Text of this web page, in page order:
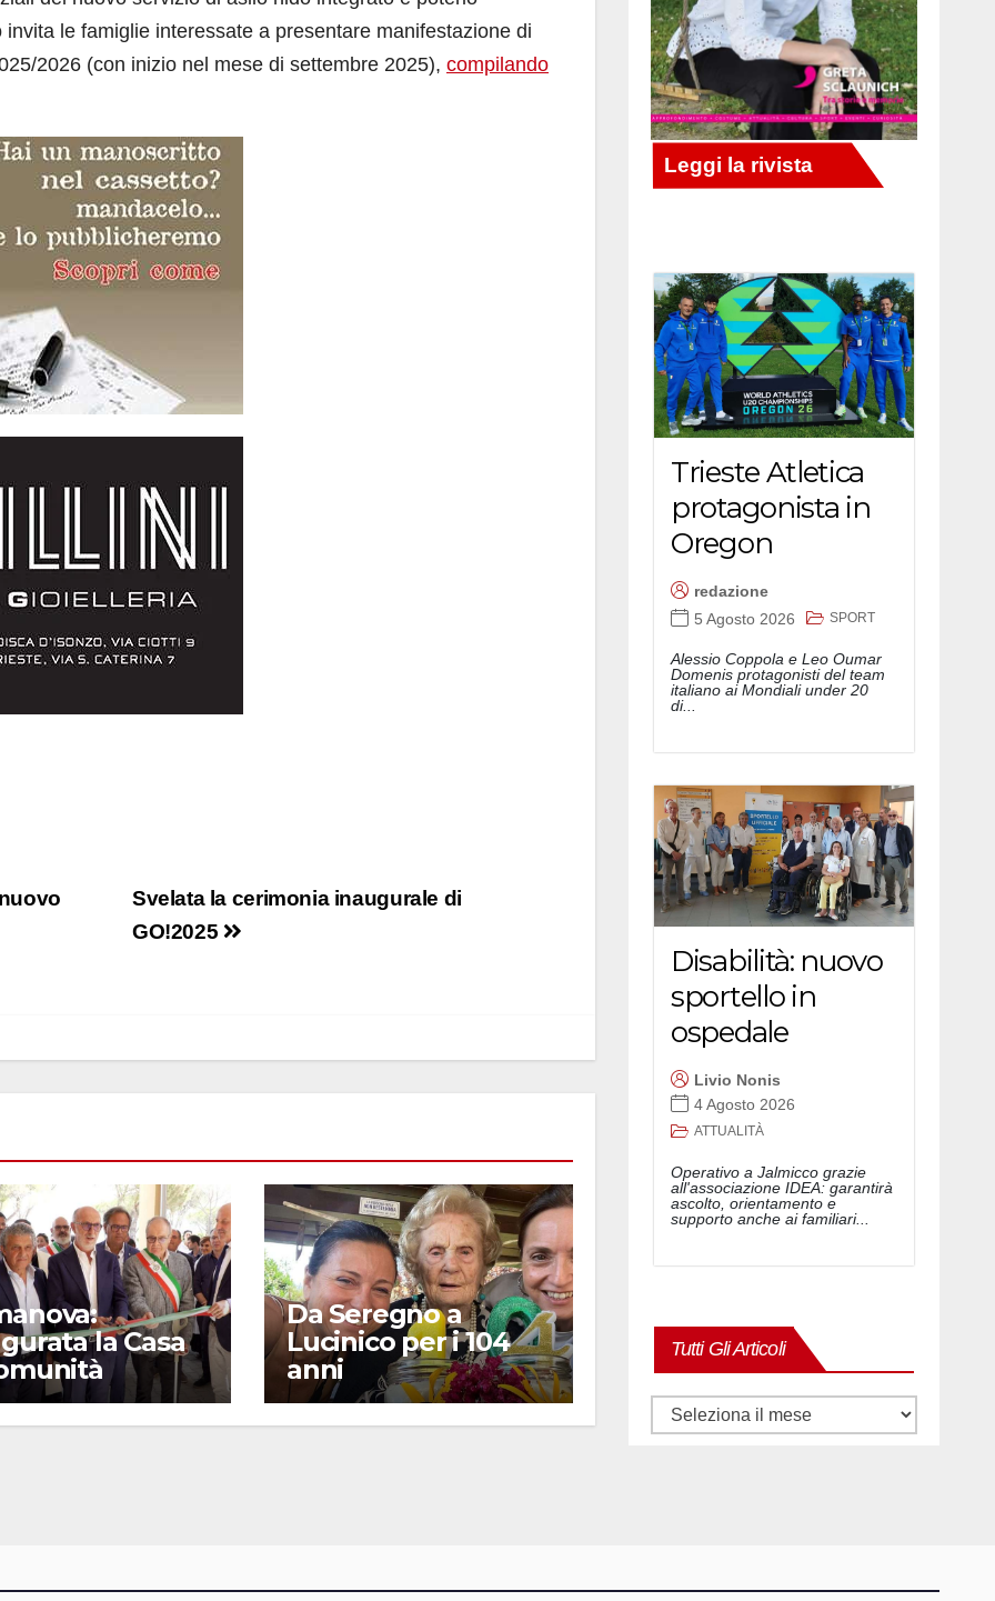
le famiglie interessate a presentare manifestazione di
2026 (con inizio nel mese di settembre 2025), compilando
Svelata la cerimonia inaugurale di
GO!2025
la Casa
Da Seregno a
Lucinico per i 104
anni
Trieste Atletica
protagonista in
Oregon
redazione
5 Agosto 2026
SPORT
Alessio Coppola e Leo Oumar
Domenis protagonisti del team
italiano ai Mondiali under 20
di...
Disabilità: nuovo
sportello in
ospedale
Livio Nonis
4 Agosto 2026
ATTUALITÀ
Operativo a Jalmicco grazie
all'associazione IDEA: garantirà
ascolto, orientamento e
supporto anche ai familiari...
Tutti Gli Articoli
Tutti